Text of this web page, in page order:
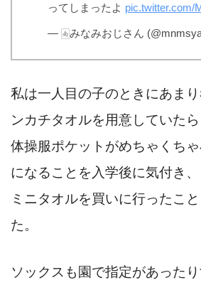
ってしまったよ pic.twitter.com/
— 🀁みなみおじさん
私は一人目の子のときにあま
ンカチタオルを用意していた
体操服ポケットがめちゃくち
になることを入学後に気付き
ミニタオルを買いに行ったこ
た。
ソックスも園で指定があった